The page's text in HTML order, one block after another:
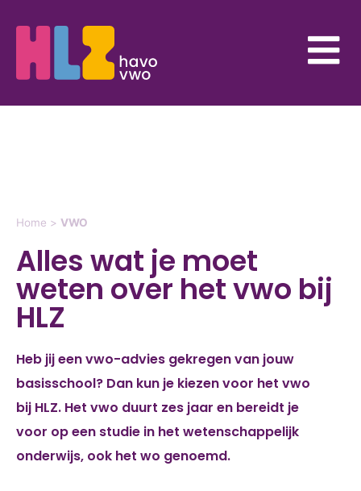
Home > VWO
Alles wat je moet
weten over het vwo bij
HLZ
Heb jij een vwo-advies gekregen van jouw
basisschool? Dan kun je kiezen voor het vwo
bij HLZ. Het vwo duurt zes jaar en bereidt je
voor op een studie in het wetenschappelijk
onderwijs, ook het wo genoemd.